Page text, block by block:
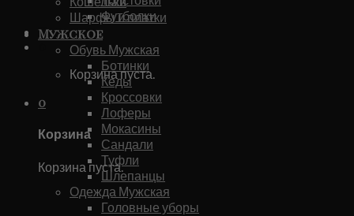
Футболки
Каталог
Корзина пуста.
0
Корзина
Корзина пуста.
Шарфы и платки
Мужское
Обувь Мужская
Ботинки
Кеды
Кроссовки
Лоферы
Мокасины
Сандали
Туфли
Шлепанцы
Одежда Мужская
Головные уборы